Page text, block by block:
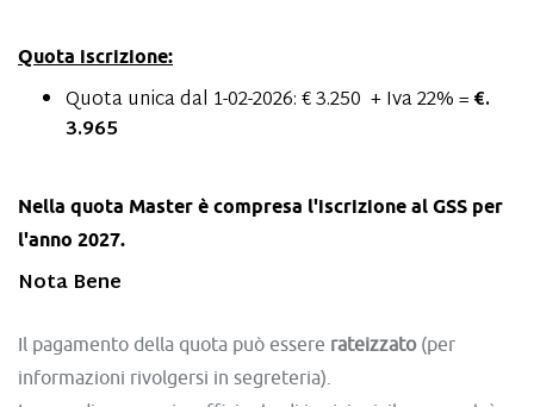
Quota iscrizione:
Quota unica dal 1-02-2026: € 3.250 + Iva 22% =€.
3.965
Nella quota Master è compresa l'iscrizione al GSS per
l'anno 2027.
Nota Bene
Il pagamento della quota può essere rateizzato(per
informazioni rivolgersi in segreteria).